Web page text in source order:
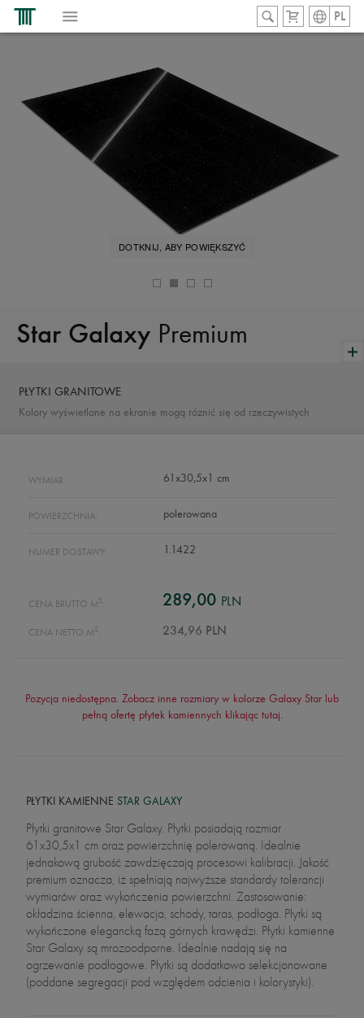
PL
Star Galaxy Premium
DOTKNIJ, ABY POWIĘKSZYĆ
PŁYTKI GRANITOWE
Kolory wyświetlane na ekranie mogą róznić się od rzeczywistych
WYMIAR: 61x30,5x1 cm
POWIERZCHNIA: polerowana
NUMER DOSTAWY: 1.1422
CENA BRUTTO M2: 289,00 PLN
CENA NETTO M2: 234,96 PLN
Pozycja niedostępna. Zobacz inne rozmiary w kolorze Galaxy Star lub
pełną ofertę płytek kamiennych klikając tutaj.
PŁYTKI KAMIENNE STAR GALAXY
Płytki granitowe Star Galaxy. Płytki posiadają rozmiar
61x30,5x1 cm oraz powierzchnię polerowaną. Idealnie
jednakową grubość zawdzięczają procesowi kalibracji. Jakość
premium oznacza, iż spełniają najwyższe standardy tolerancji
wymiarów oraz wykończenia powierzchni. Zastosowanie:
okładzina ścienna, elewacja, schody, taras, podłoga. Płytki są
wykończone elegancką fazą górnych krawędzi. Płytki kamienne
Star Galaxy są mrozoodporne. Idealnie nadają się na
ogrzewanie podłogowe. Płytki są dodatkowo selekcjonowane
(poddane segregacji pod względem odcienia i kolorystyki).